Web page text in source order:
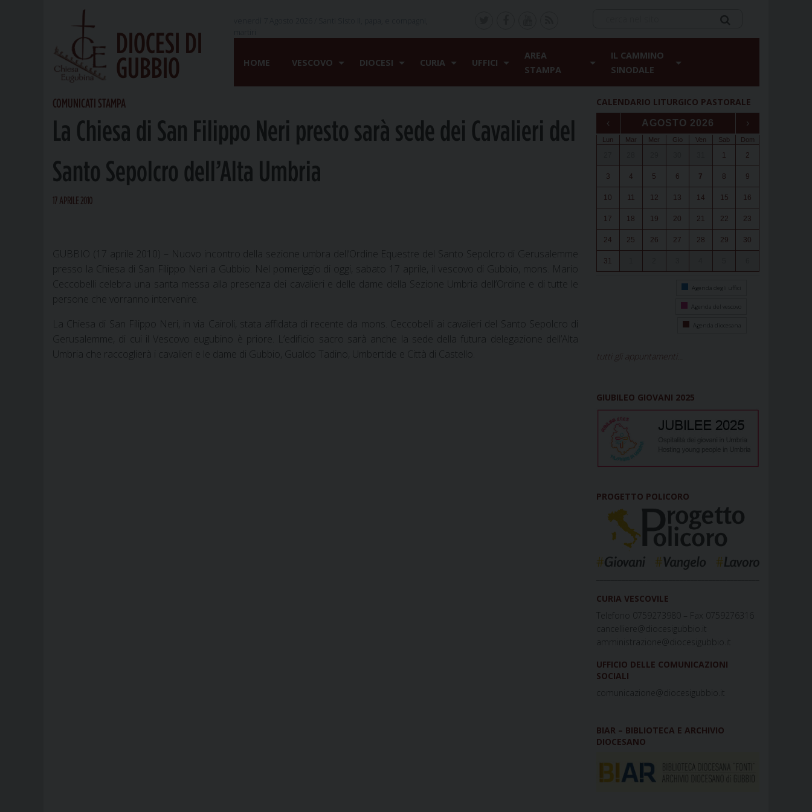
DIOCESI DI
GUBBIO
HOME VESCOVO DIOCESI CURIA UFFICI
AREA
STAMPA
IL CAMMINO
SINODALE
COMUNICATI STAMPA
La Chiesa di San Filippo Neri presto sarà sede dei Cavalieri del
Santo Sepolcro dell’Alta Umbria
17 APRILE 2010
GUBBIO (17 aprile 2010) – Nuovo incontro della sezione umbra dell’Ordine Equestre del Santo Sepolcro di Gerusalemme
presso la Chiesa di San Filippo Neri a Gubbio. Nel pomeriggio di oggi, sabato 17 aprile, il vescovo di Gubbio, mons. Mario
Ceccobelli celebra una santa messa alla presenza dei cavalieri e delle dame della Sezione Umbria dell’Ordine e di tutte le
persone che vorranno intervenire.
La Chiesa di San Filippo Neri, in via Cairoli, stata affidata di recente da mons. Ceccobelli ai cavalieri del Santo Sepolcro di
Gerusalemme, di cui il Vescovo eugubino è priore. L’edificio sacro sarà anche la sede della futura delegazione dell’Alta
Umbria che raccoglierà i cavalieri e le dame di Gubbio, Gualdo Tadino, Umbertide e Città di Castello.
CALENDARIO LITURGICO PASTORALE
‹ AGOSTO 2026 ›
Lun Mar Mer Gio Ven Sab Dom
1 2
3 4 5 6 7 8 9
10 11 12 13 14 15 16
17 18 19 20 21 22 23
24 25 26 27 28 29 30
31
Agenda degli uffici
Agenda del vescovo
Agenda diocesana
tutti gli appuntamenti...
GIUBILEO GIOVANI 2025
PROGETTO POLICORO
CURIA VESCOVILE
Telefono 0759273980 – Fax 0759276316
cancelliere@diocesigubbio.it
amministrazione@diocesigubbio.it
UFFICIO DELLE COMUNICAZIONI
SOCIALI
comunicazione@diocesigubbio.it
BIAR – BIBLIOTECA E ARCHIVIO
DIOCESANO